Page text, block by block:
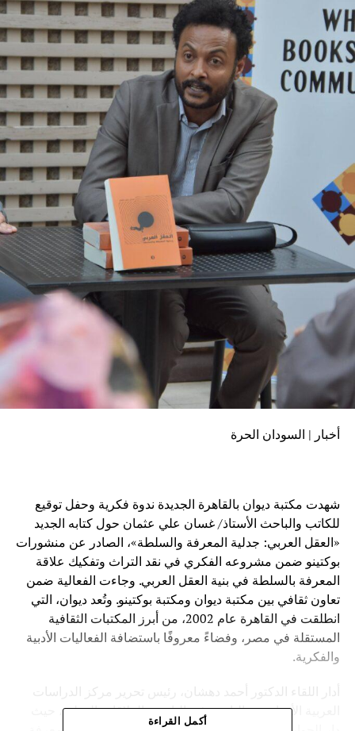
أخبار | السودان الحرة
شهدت مكتبة ديوان بالقاهرة الجديدة ندوة فكرية وحفل توقيع
للكاتب والباحث الأستاذ/ غسان علي عثمان حول كتابه الجديد
«العقل العربي: جدلية المعرفة والسلطة»، الصادر عن منشورات
بوكتينو ضمن مشروعه الفكري في نقد التراث وتفكيك علاقة
المعرفة بالسلطة في بنية العقل العربي. وجاءت الفعالية ضمن
تعاون ثقافي بين مكتبة ديوان ومكتبة بوكتينو. وتُعد ديوان، التي
انطلقت في القاهرة عام 2002، من أبرز المكتبات الثقافية
المستقلة في مصر، وفضاءً معروفًا باستضافة الفعاليات الأدبية
والفكرية.
أدار اللقاء الدكتور أحمد دهشان، رئيس تحرير مركز الدراسات
العربية الأوراسية والباحث في التاريخ والعلاقات الدولية، حيث
أكمل القراءة